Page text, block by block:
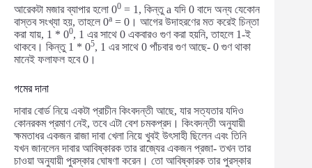
আরেকটা মজার ব্যাপার হলো 00 = 1, কিন্তু a যদি 0 বাদে অন্য যেকোন
বাস্তব সংখ্যা হয়, তাহলে 0a = 0। আগের উদাহরণের মত করেই চিন্তা
করা যায়, 1 * 00, 1 এর সাথে 0 একবারও গুণ করা হয়নি, তাহলে 1-ই
থাকবে। কিন্তু 1 * 05, 1 এর সাথে 0 পাঁচবার গুণ আছে- 0 গুণ থাকা
মানেই ফলাফল হবে 0।
গমের দানা
দাবার বোর্ড নিয়ে একটা প্রাচীন কিংবদন্তী আছে, যার সত্যতার যদিও
কোনরকম প্রমাণ নেই, তবে এটা বেশ চমকপ্রদ। কিংবদন্তী অনুযায়ী
ক্ষমতাধর একজন রাজা দাবা খেলা নিয়ে খুবই উৎসাহী ছিলেন এবং তিনি
যখন জানলেন দাবার আবিষ্কারক তার রাজ্যের একজন প্রজা- তখন তার
চাওয়া অনুযায়ী পুরস্কার ঘোষণা করেন। তো আবিষ্কারক তার পুরস্কার